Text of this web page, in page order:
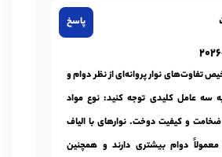
تفاوت‌های نوار پروانه‌ای از نظر دوام و
به سه عامل کلیدی توجه کنید: نوع مواد
ضخامت و کیفیت دوخت. نوارهای با الیاف
معمولاً دوام بیشتری دارند و همچنین
پاسخ